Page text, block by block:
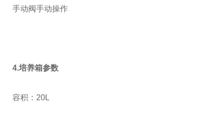
手动阀手动操作
4.培养箱参数
容积： 20L